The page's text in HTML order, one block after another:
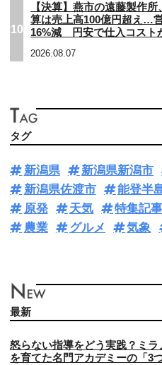
10
【決算】燕市の遠藤製作
算は売上高100億円超え…
16%減 円安で仕入コスト
2026.08.07
タグ
新潟県 新潟県新潟市
新潟県佐渡市
能登半
原発
天気 特集記事
農業
グルメ 気象
最新
怒らない指導をどう実践？ミ
を育てた名門アカデミーの「3